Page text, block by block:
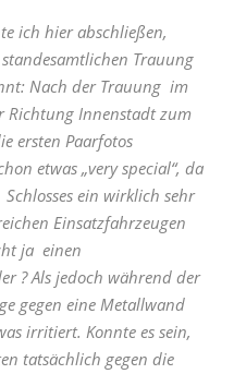
ich hier abschließen,
Trauung
Nach der Trauung im
Richtung Innenstadt zum
ersten Paarfotos
etwas „very special“, da
ein wirklich sehr
Einsatzfahrzeugen
ja einen
? Als jedoch während der
gegen eine Metallwand
irritiert. Konnte es sein,
tatsächlich gegen die